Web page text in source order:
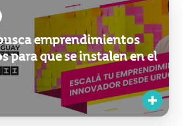
emprendimientos
para que se instalen en el